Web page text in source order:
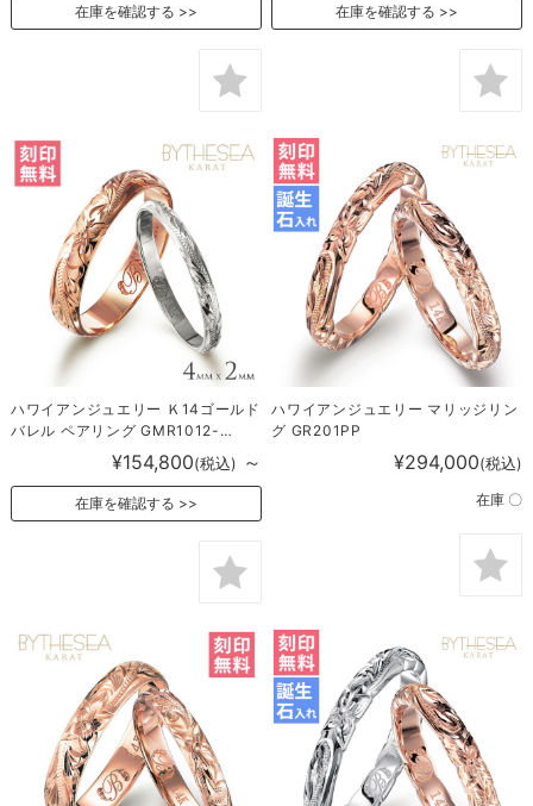
在庫を確認する 在庫を確認する
ハワイアンジュエリー Ｋ14ゴールド
バレル ペアリング GMR1012-
¥154,800(税込) ～
在庫を確認する
ハワイアンジュエリー マリッジリン
グ GR201PP
¥294,000(税込)
在庫 〇